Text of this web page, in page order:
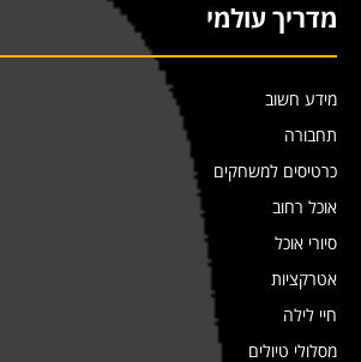
מדריך עולמי
מידע חשוב
תחבורה
כרטיסים למשחקים
אוכל רחוב
סיורי אוכל
אטרקציות
חיי לילה
מסלולי טיולים